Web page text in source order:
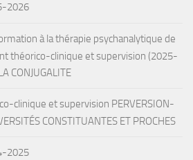
2026
à la thérapie psychanalytique de
théorico-clinique et supervision (2025-
CONJUGALITE
clinique et supervision PERVERSION-
CONSTITUANTES ET PROCHES
2025